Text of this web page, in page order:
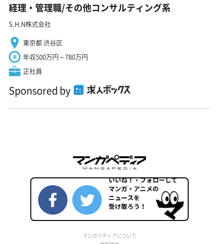
経理・管理職/その他コンサルティング系
S.H.N株式会社
東京都 渋谷区
年収500万円～780万円
正社員
Sponsored by
マンガペディアについて